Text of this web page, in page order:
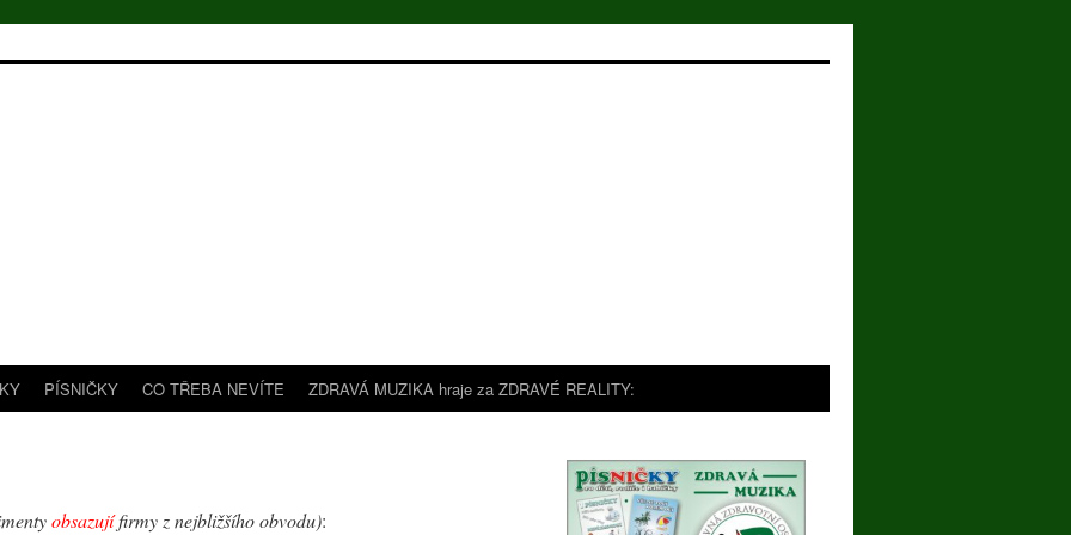
PÍSNIČKY CO TŘEBA NEVÍTE ZDRAVÁ MUZIKA hraje za ZDRAVÉ REALITY:
obsazujífirmy z nejbližšího obvodu):